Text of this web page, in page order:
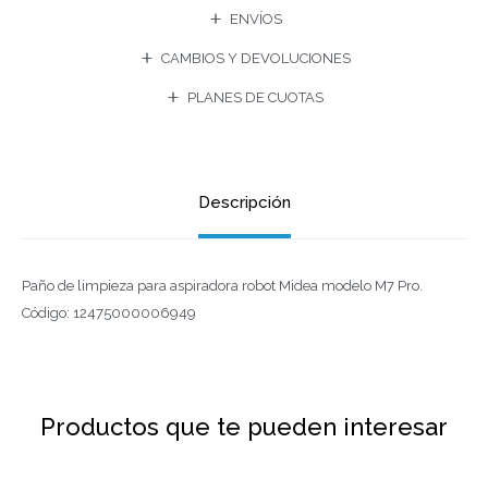
ENVÍOS
CAMBIOS Y DEVOLUCIONES
PLANES DE CUOTAS
Descripción
Paño de limpieza para aspiradora robot Midea modelo M7 Pro.
Código: 12475000006949
Productos que te pueden interesar